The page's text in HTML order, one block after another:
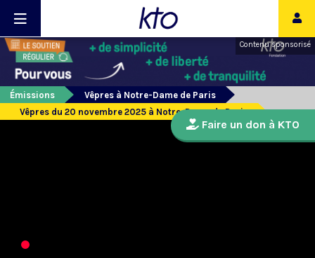
Contenu sponsorisé
Émissions
Vêpres à Notre-Dame de Paris
Vêpres du 20 novembre 2025 à Notre-Dame de Paris
Faire un don à KTO